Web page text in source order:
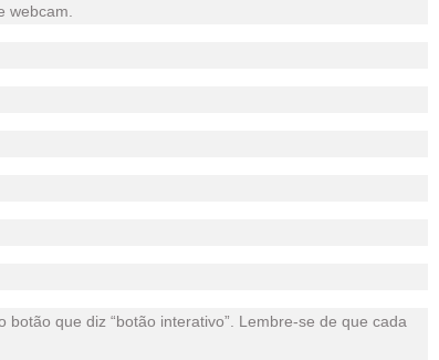
webcam.
que diz “botão interativo”. Lembre-se de que cada